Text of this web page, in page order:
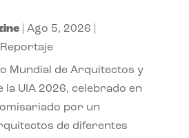
| Ago 5, 2026
Reportaje
Mundial de Arquitectos y
la UIA 2026, celebrado en
por un
de diferentes